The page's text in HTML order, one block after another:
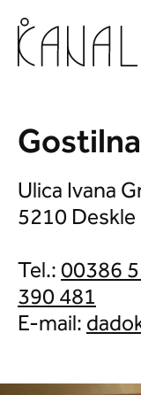
Ulica Ivana
5210 Deskle
Tel.:00386
390 481
E-mail: